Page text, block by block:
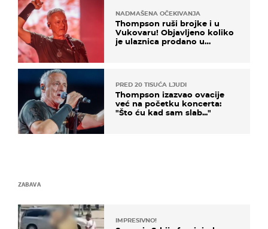
NADMAŠENA OČEKIVANJA
Thompson ruši brojke i u
Vukovaru! Objavljeno koliko
je ulaznica prodano u
PRED 20 TISUĆA LJUDI
Thompson izazvao ovacije
već na početku koncerta:
"Što ću kad sam slab..."
ZABAVA
IMPRESIVNO!